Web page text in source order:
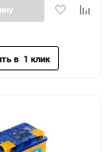
Добавить